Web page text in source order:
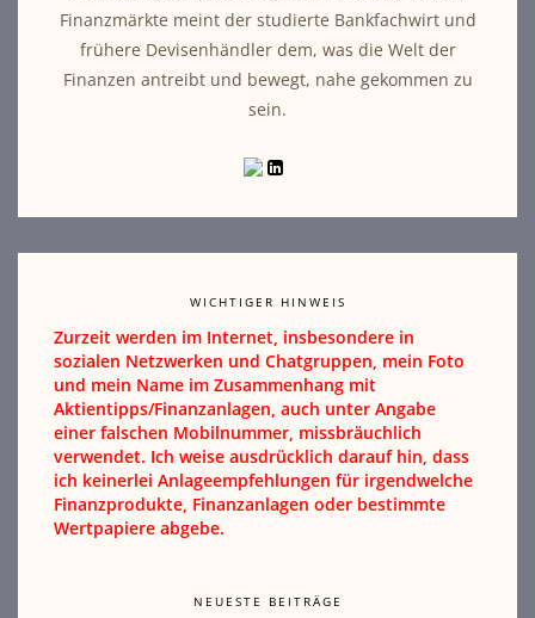
Finanzmärkte meint der studierte Bankfachwirt und
frühere Devisenhändler dem, was die Welt der
Finanzen antreibt und bewegt, nahe gekommen zu
sein.
WICHTIGER HINWEIS
Zurzeit werden im Internet, insbesondere in
sozialen Netzwerken und Chatgruppen, mein Foto
und mein Name im Zusammenhang mit
Aktientipps/Finanzanlagen, auch unter Angabe
einer falschen Mobilnummer, missbräuchlich
verwendet. Ich weise ausdrücklich darauf hin, dass
ich keinerlei Anlageempfehlungen für irgendwelche
Finanzprodukte, Finanzanlagen oder bestimmte
Wertpapiere abgebe.
NEUESTE BEITRÄGE